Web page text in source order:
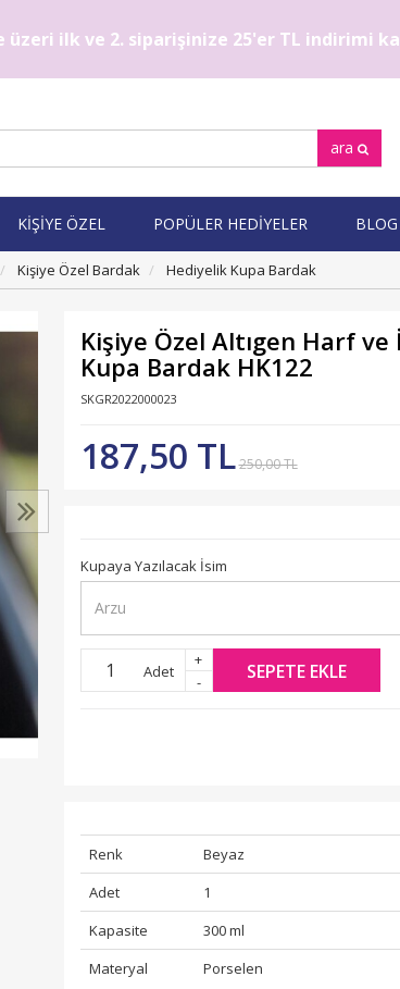
üzeri ilk ve 2. siparişinize 25'er TL indirimi
ara
KİŞİYE ÖZEL POPÜLER HEDİYELER BLOG
Kişiye Özel Bardak Hediyelik Kupa Bardak
Kişiye Özel Altıgen Harf ve
Kupa Bardak HK122
SKGR2022000023
187,50 TL250,00 TL
Kupaya Yazılacak İsim
Adet
+
-
SEPETE EKLE
Renk
Beyaz
Adet
1
Kapasite
300 ml
Materyal
Porselen